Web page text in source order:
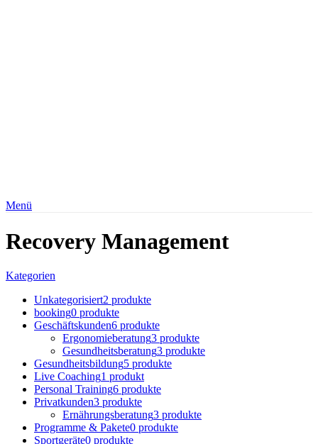
Menü
Recovery Management
Kategorien
Unkategorisiert2 produkte
booking0 produkte
Geschäftskunden6 produkte
Ergonomieberatung3 produkte
Gesundheitsberatung3 produkte
Gesundheitsbildung5 produkte
Live Coaching1 produkt
Personal Training6 produkte
Privatkunden3 produkte
Ernährungsberatung3 produkte
Programme & Pakete0 produkte
Sportgeräte0 produkte